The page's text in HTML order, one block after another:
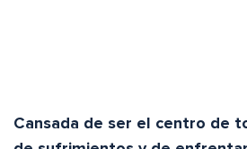
Cansada de ser el centro de